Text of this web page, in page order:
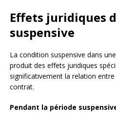
Effets juridiques
suspensive
La condition suspensive dans
produit des effets juridiques
significativement la relation
contrat.
Pendant la période